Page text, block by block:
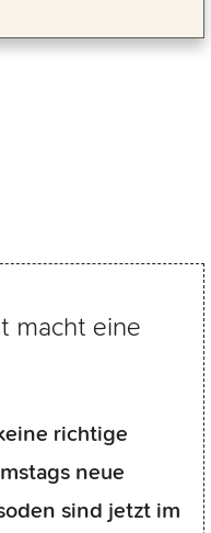
macht eine
richtige
neue
sind jetzt im